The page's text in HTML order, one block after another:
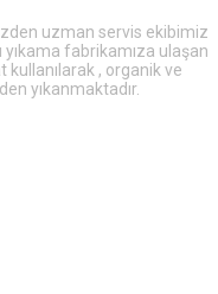
uzman servis ekibimiz
yıkama fabrikamıza ulaşan
kullanılarak , organik ve
yıkanmaktadır.